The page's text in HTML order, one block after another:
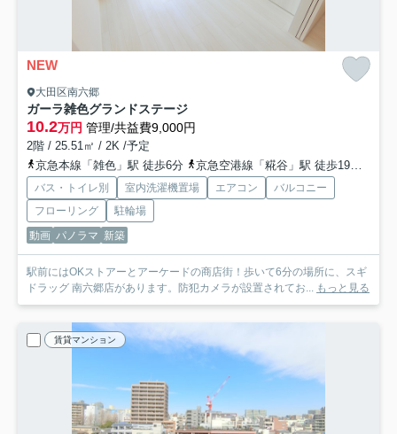
NEW
大田区南六郷
ガーラ雑色グランドステージ
10.2万円 管理/共益費9,000円
2階 / 25.51㎡ / 2K /予定
京急本線「雑色」駅 徒歩6分
京急空港線「糀谷」駅 徒歩19分
バス・トイレ別 室内洗濯機置場 エアコン
バルコニー
フローリング
駐輪場
動画 パノラマ 新築
駅前にはOKストアーとアーケードの商店街！歩いて6分の場所に、スギ
ドラッグ 南六郷店があります。防犯カメラが設置されてお... もっと見る
賃貸マンション